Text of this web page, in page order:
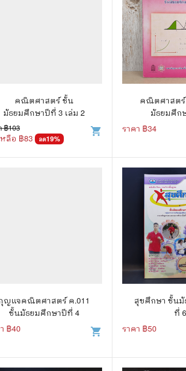
คณิตศาสตร์ ชั้น
มัธยมศึกษาปีที่ 3 เล่ม 2
฿103
ลือ ฿83 ลด19%
shopping_cart
คณิตศาสตร์
มัธยมศึก
ราคา ฿34
ญแจคณิตศาสตร์ ค.011
ชั้นมัธยมศึกษาปีที่ 4
฿40 shopping_cart
สุขศึกษา ชั้น
ที่ 6
ราคา ฿50
สือการ์ตูน
ตูนชุด
ตูนดนตรี
ตูนทำอาหาร
⚔️ ต่อสู้ แอ๊คชั่น
แฟนคลับดารา
เรื่องย่อซีรี่ย์ต่างประ
🌍 ทั่วไปและวาไรตี้
🤡 เรื่องสั้น ขำขัน
🎨 ศิลปะและการ
🎸 ดนตรี
🩱 แฟชั่น
⛪ ศาสนา
🏙️ การเมือง
🎞️ ภาพยนตร์
Gossip ดารา
👙 เซ็กซี่
💄 สุขภาพและควา